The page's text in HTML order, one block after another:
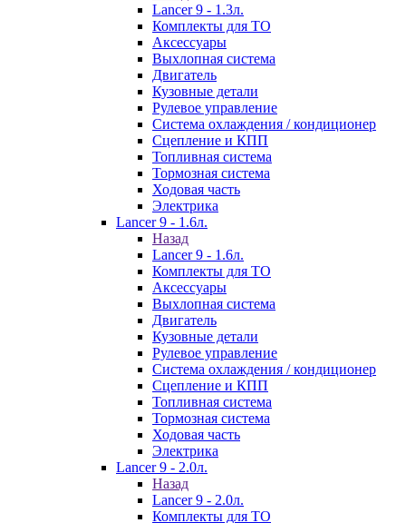
Lancer 9 - 1.3л.
Комплекты для ТО
Аксессуары
Выхлопная система
Двигатель
Кузовные детали
Рулевое управление
Система охлаждения / кондиционер
Сцепление и КПП
Топливная система
Тормозная система
Ходовая часть
Электрика
Lancer 9 - 1.6л.
Назад
Lancer 9 - 1.6л.
Комплекты для ТО
Аксессуары
Выхлопная система
Двигатель
Кузовные детали
Рулевое управление
Система охлаждения / кондиционер
Сцепление и КПП
Топливная система
Тормозная система
Ходовая часть
Электрика
Lancer 9 - 2.0л.
Назад
Lancer 9 - 2.0л.
Комплекты для ТО